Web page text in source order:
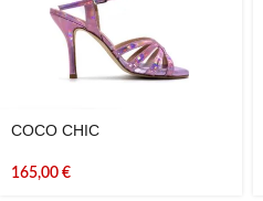
COCO CHIC
165,00 €